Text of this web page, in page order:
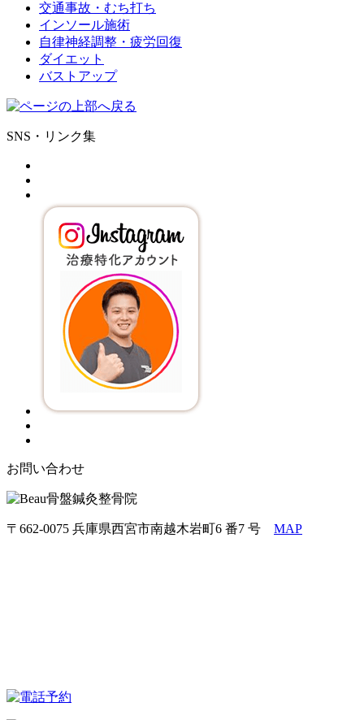
交通事故・むち打ち
インソール施術
自律神経調整・疲労回復
ダイエット
バストアップ
SNS・リンク集
お問い合わせ
〒662-0075 兵庫県西宮市南越木岩町6 番7 号 MAP